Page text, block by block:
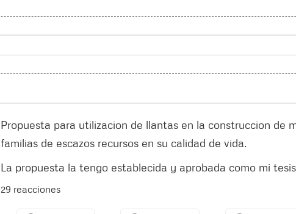
Propuesta para utilizacion de llantas en la construccion de
familias de escazos recursos en su calidad de vida.
La propuesta la tengo establecida y aprobada como mi
29 reacciones